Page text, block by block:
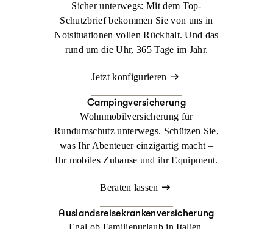
Sicher unterwegs: Mit dem Top-
Schutzbrief bekommen Sie von uns in
Notsituationen vollen Rückhalt. Und das
rund um die Uhr, 365 Tage im Jahr.
Jetzt konfigurieren
Campingversicherung
Wohnmobilversicherung für
Rundumschutz unterwegs. Schützen Sie,
was Ihr Abenteuer einzigartig macht –
Ihr mobiles Zuhause und ihr Equipment.
Beraten lassen
Auslandsreisekrankenversicherung
Egal ob Familienurlaub in Italien,